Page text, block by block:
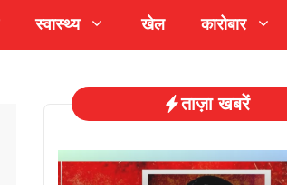
स्वास्थ्य खेल कारोबार
ताज़ा खबरें